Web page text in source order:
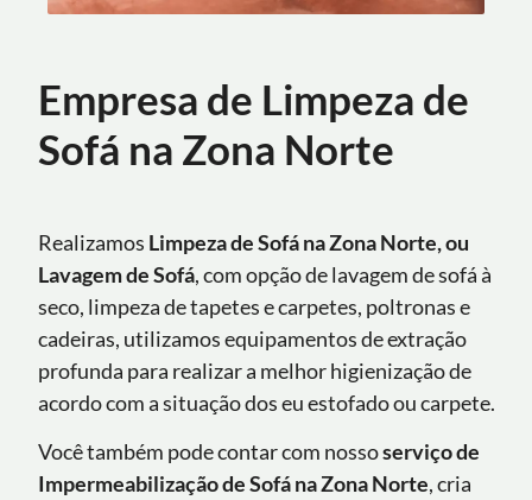
Empresa de Limpeza de
Sofá na Zona Norte
Realizamos Limpeza de Sofá na Zona Norte, ou
Lavagem de Sofá, com opção de lavagem de sofá à
seco, limpeza de tapetes e carpetes, poltronas e
cadeiras, utilizamos equipamentos de extração
profunda para realizar a melhor higienização de
acordo com a situação dos eu estofado ou carpete.
Você também pode contar com nossoserviço de
Impermeabilização de Sofána Zona Norte, cria